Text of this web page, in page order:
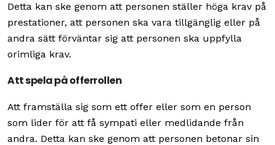
Detta kan ske genom att personen ställer höga krav på
prestationer, att personen ska vara tillgänglig eller på
andra sätt förväntar sig att personen ska uppfylla
orimliga krav.
Att spela på offerrollen
Att framställa sig som ett offer eller som en person
som lider för att få sympati eller medlidande från
andra. Detta kan ske genom att personen betonar sin